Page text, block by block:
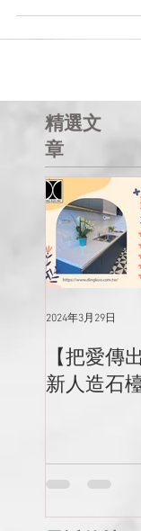
精選文
章
【把愛傳
新人造石檯
2024年3月29日